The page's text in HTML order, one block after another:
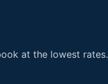
at the lowest rates.